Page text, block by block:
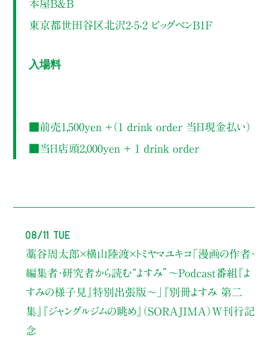
本屋B&B
東京都世田谷区北沢2-5-2 ビッグベンB1F
入場料
■前売1,500yen ＋（1 drink order 当日現金払い）
■当日店頭2,000yen ＋ 1 drink order
08/11 Tue
藁谷周太郎×横山陸渡×トミヤマユキコ「漫画の作者・
編集者・研究者から読む“よすみ” 〜Podcast番組『よ
すみの様子見』特別出張版〜」
『別冊よすみ 第二
集』『ジャングルジムの眺め』（SORAJIMA）W刊行記
念